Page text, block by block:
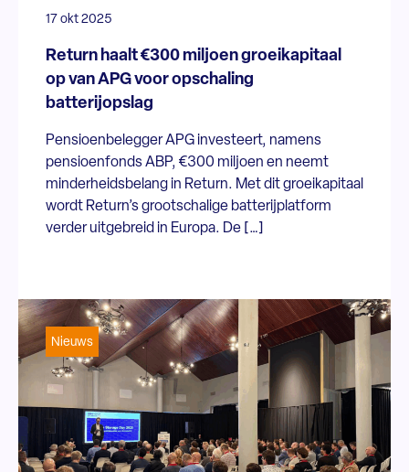
17 okt 2025
Return haalt €300 miljoen groeikapitaal
op van APG voor opschaling
batterijopslag
Pensioenbelegger APG investeert, namens
pensioenfonds ABP, €300 miljoen en neemt
minderheidsbelang in Return. Met dit groeikapitaal
wordt Return’s grootschalige batterijplatform
verder uitgebreid in Europa. De […]
Nieuws